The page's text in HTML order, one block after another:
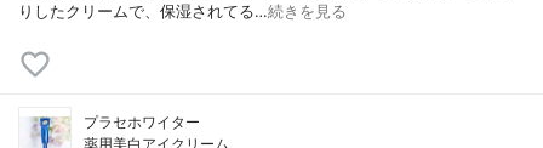
りしたクリームで、保湿されてる…続きを見る
プラセホワイター
薬用美白アイクリーム